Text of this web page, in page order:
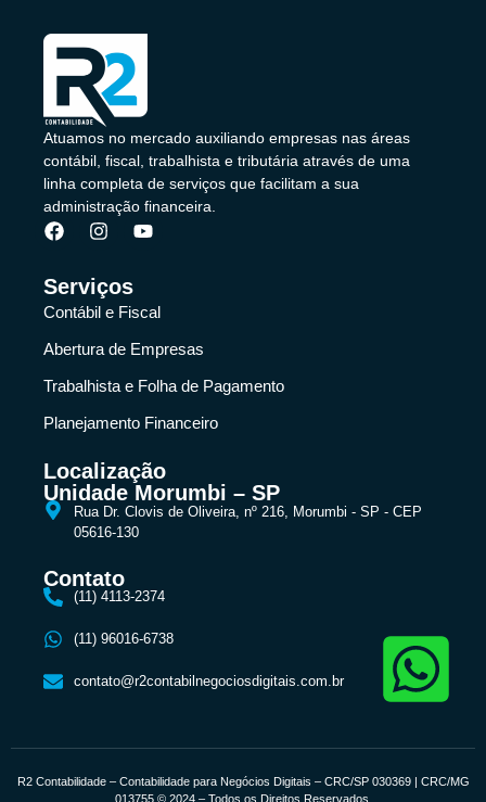
Atuamos no mercado auxiliando empresas nas áreas
contábil, fiscal, trabalhista e tributária através de uma
linha completa de serviços que facilitam a sua
administração financeira.
Serviços
Contábil e Fiscal
Abertura de Empresas
Trabalhista e Folha de Pagamento
Planejamento Financeiro
Localização
Unidade Morumbi – SP
Rua Dr. Clovis de Oliveira, nº 216, Morumbi - SP - CEP
05616-130
Contato
(11) 4113-2374
(11) 96016-6738
contato@r2contabilnegociosdigitais.com.br
R2 Contabilidade – Contabilidade para Negócios Digitais – CRC/SP 030369 | CRC/MG
013755 © 2024 – Todos os Direitos Reservados.